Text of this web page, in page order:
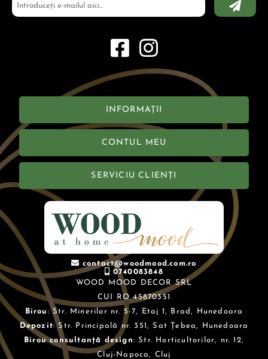
INFORMAȚII
CONTUL MEU
SERVICIU CLIENȚI
contact@woodmood.com.ro
0740083848
WOOD MOOD DECOR SRL
CUI RO 45870351
Birou : Str. Minerilor nr. 5-7, Etaj 1, Brad, Hunedoara
Depozit: Str. Principală nr. 351, Sat Țebea, Hunedoara
Birou consultanță design: Str. Horticultorilor, nr. 12,
Cluj-Napoca, Cluj